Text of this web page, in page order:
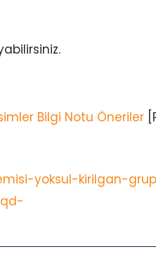
Bilgi Notu Öneriler
yoksul-kirilgan-